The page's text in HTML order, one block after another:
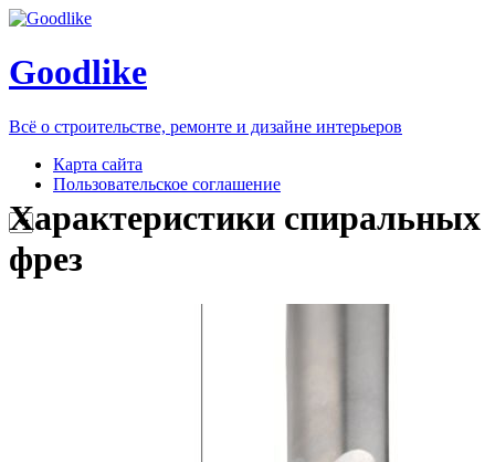
Goodlike
Всё о строительстве, ремонте и дизайне интерьеров
Карта сайта
Пользовательское соглашение
Характеристики спиральных
фрез